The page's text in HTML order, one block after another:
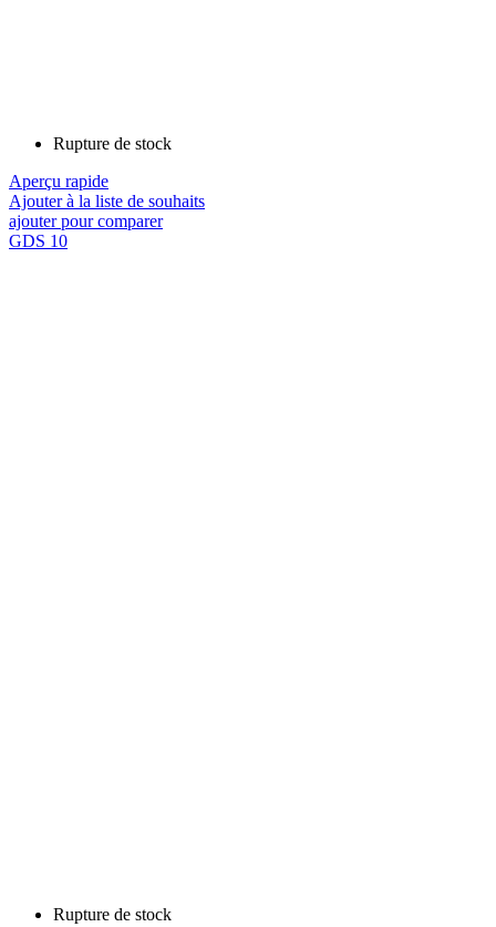
Rupture de stock
Aperçu rapide
Ajouter à la liste de souhaits
ajouter pour comparer
GDS 10
Rupture de stock